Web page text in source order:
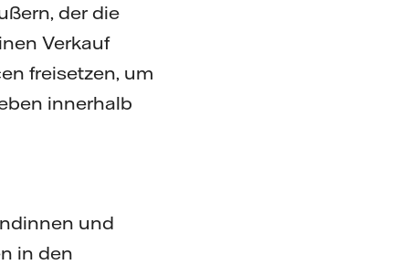
der die
Verkauf
freisetzen, um
innerhalb
und
in den